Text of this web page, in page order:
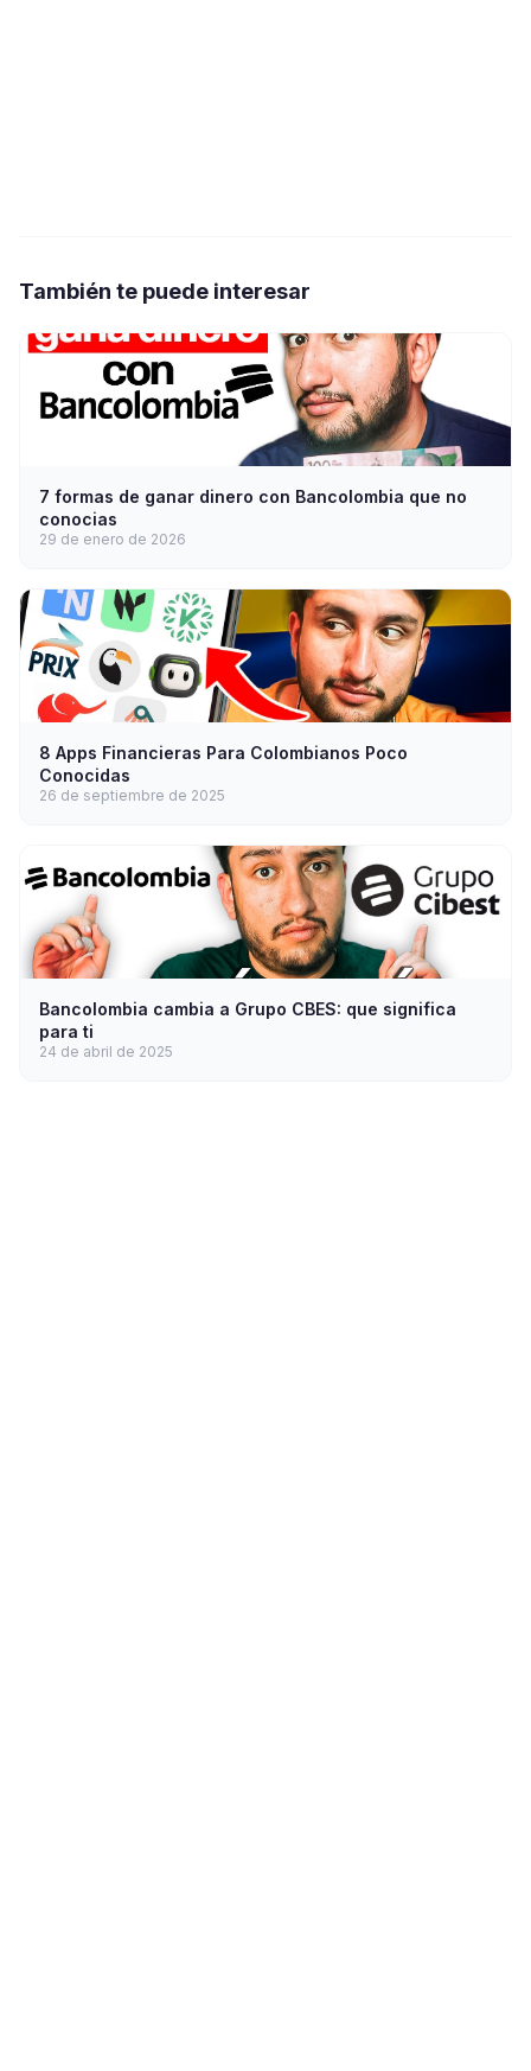
También te puede interesar
7 formas de ganar dinero con Bancolombia que no
conocias
29 de enero de 2026
8 Apps Financieras Para Colombianos Poco
Conocidas
26 de septiembre de 2025
Bancolombia cambia a Grupo CBES: que significa
para ti
24 de abril de 2025